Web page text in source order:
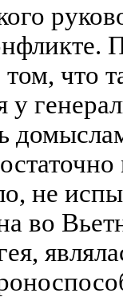
что
у
не
во